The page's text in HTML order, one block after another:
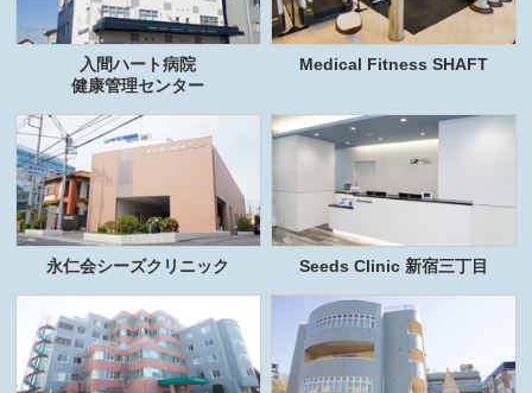
入間ハート病院
健康管理センター
Medical Fitness SHAFT
永仁会シーズクリニック Seeds Clinic 新宿三丁目